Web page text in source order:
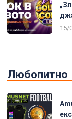
15/
Любопитно